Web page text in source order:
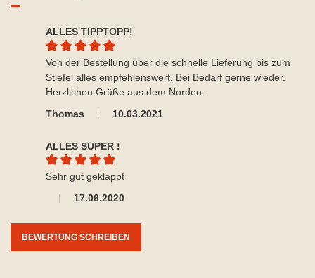
ALLES TIPPTOPP!
Durchschnittliche Bewertung von 5 von 5 Sternen
Thomas 10.03.2021
Von der Bestellung über die schnelle Lieferung bis zum
Stiefel alles empfehlenswert. Bei Bedarf gerne wieder.
Herzlichen Grüße aus dem Norden.
ALLES SUPER !
Durchschnittliche Bewertung von 5 von 5 Sternen
17.06.2020
Sehr gut geklappt
BEWERTUNG SCHREIBEN